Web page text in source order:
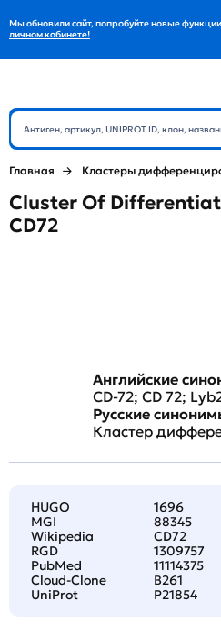
Мы обновили сайт, попробуйте новые
личном кабинете!
Главная Кластеры
Cluster Of
CD72
Английские
CD-72; CD 72;
Русские
Кластер
HUGO
1696
MGI
88345
Wikipedia
CD72
RGD
1309757
PubMed
11114375
Cloud-Clone
B261
UniProt
P21854